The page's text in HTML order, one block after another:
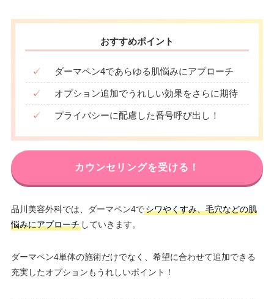
おすすめポイント
✓ ダーマペン4であらゆる肌悩みにアプローチ
✓ オプション追加でうれしい効果をさらに期待
✓ プライバシーに配慮した番号呼び出し！
カウンセリングを受ける！
品川美容外科では、ダーマペン4でシワやくすみ、毛穴などの肌
悩みにアプローチしていきます。
ダーマペン4単体の施術だけでなく、希望に合わせて追加できる
充実したオプションもうれしいポイント！